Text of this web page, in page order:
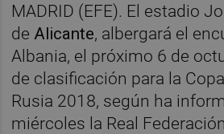
MADRID (EFE). El estadio
de Alicante, albergará el
Albania, el próximo 6 de
de clasificación para la
Rusia 2018, según ha
miércoles la Real